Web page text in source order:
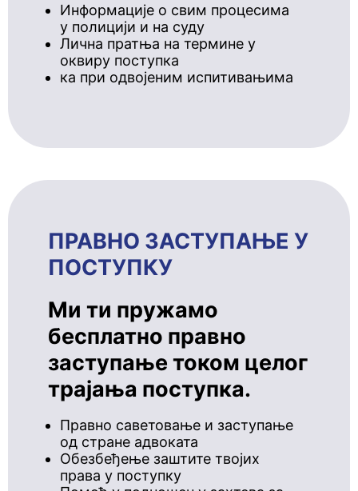
Информације о свим процесима
у полицији и на суду
Лична пратња на термине у
оквиру поступка
ка при одвојеним испитивањима
ПРАВНО ЗАСТУПАЊЕ У
ПОСТУПКУ
Ми ти пружамо
бесплатно правно
заступање током целог
трајања поступка.
Правно саветовање и заступање
од стране адвоката
Обезбеђење заштите твојих
права у поступку